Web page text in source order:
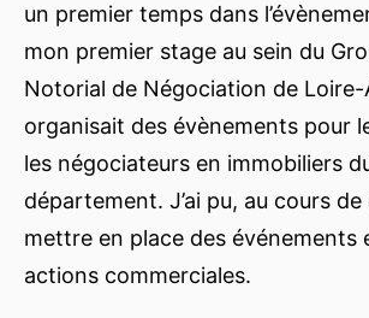
un premier temps dans
mon premier stage au sein du
Notorial de Négociation de
organisait des évènements pour
les négociateurs en immobiliers
département. J’ai pu, au cours de
mettre en place des événements
actions commerciales.